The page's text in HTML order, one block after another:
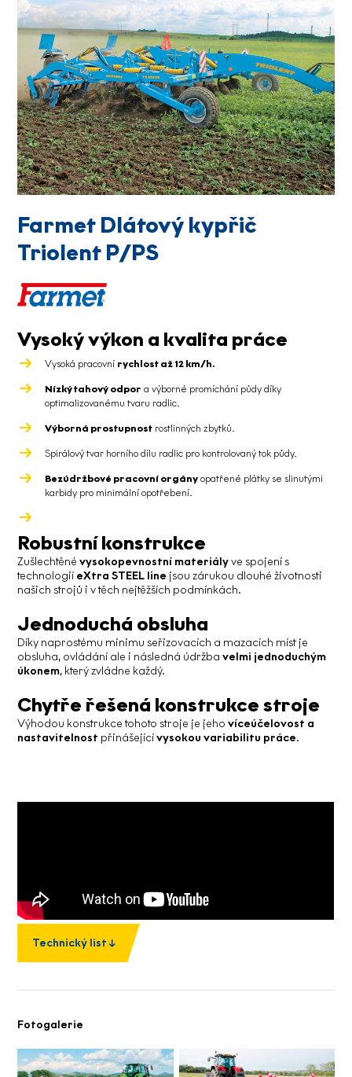
Farmet Dlátový kypřič
Triolent P/PS
Vysoký výkon a kvalita práce
Vysoká pracovní rychlost až 12 km/h.
Nízký tahový odpor a výborné promíchání půdy díky
optimalizovanému tvaru radlic.
Výborná prostupnost rostlinných zbytků.
Spirálový tvar horního dílu radlic pro kontrolovaný tok půdy.
Bezúdržbové pracovní orgány opatřené plátky se slinutými
karbidy pro minimální opotřebení.
Robustní konstrukce
Zušlechtěnévysokopevnostní materiályve spojení s
technologií eXtra STEEL line jsou zárukou dlouhé životnosti
našich strojů i v těch nejtěžších podmínkách.
Jednoduchá obsluha
Díky naprostému minimu seřizovacích a mazacích míst je
obsluha, ovládání ale i následná údržbavelmi jednoduchým
úkonem, který zvládne každý.
Chytře řešená konstrukce stroje
Výhodou konstrukce tohoto stroje je jehovíceúčelovost a
nastavitelnost přinášejícívysokou variabilitu práce.
Technický list
Fotogalerie